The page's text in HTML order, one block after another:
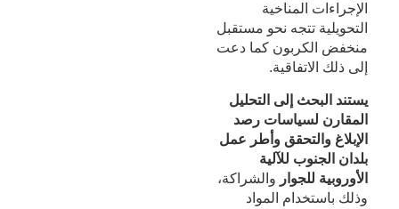
الإجراءات المناخية
التحويلية تتجه نحو مستقبل
منخفض الكربون كما دعت
إلى ذلك الاتفاقية.
يستند البحث إلى التحليل
المقارن لسياسات رصد
الإبلاغ والتحقق وأطر عمل
بلدان الجنوب للآلية
الأوروبية للجوار والشراكة،
وذلك باستخدام المواد